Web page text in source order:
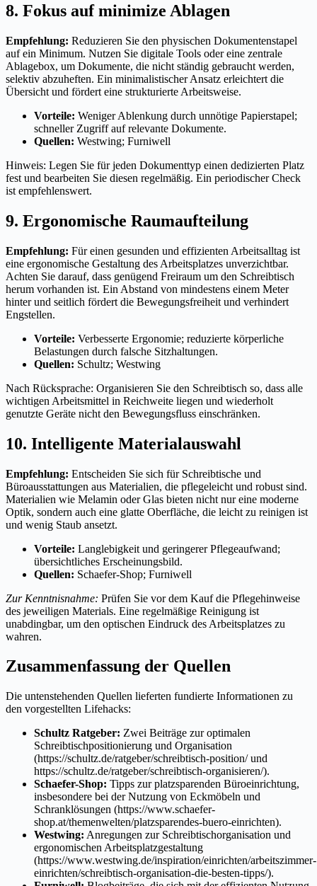
8. Fokus auf minimize Ablagen
Empfehlung: Reduzieren Sie den physischen Dokumentenstapel
auf ein Minimum. Nutzen Sie digitale Tools oder eine zentrale
Ablagebox, um Dokumente, die nicht ständig gebraucht werden,
selektiv abzuheften. Ein minimalistischer Ansatz erleichtert die
Übersicht und fördert eine strukturierte Arbeitsweise.
Vorteile: Weniger Ablenkung durch unnötige Papierstapel;
schneller Zugriff auf relevante Dokumente.
Quellen: Westwing; Furniwell
Hinweis: Legen Sie für jeden Dokumenttyp einen dedizierten Platz
fest und bearbeiten Sie diesen regelmäßig. Ein periodischer Check
ist empfehlenswert.
9. Ergonomische Raumaufteilung
Empfehlung: Für einen gesunden und effizienten Arbeitsalltag ist
eine ergonomische Gestaltung des Arbeitsplatzes unverzichtbar.
Achten Sie darauf, dass genügend Freiraum um den Schreibtisch
herum vorhanden ist. Ein Abstand von mindestens einem Meter
hinter und seitlich fördert die Bewegungsfreiheit und verhindert
Engstellen.
Vorteile: Verbesserte Ergonomie; reduzierte körperliche
Belastungen durch falsche Sitzhaltungen.
Quellen: Schultz; Westwing
Nach Rücksprache: Organisieren Sie den Schreibtisch so, dass alle
wichtigen Arbeitsmittel in Reichweite liegen und wiederholt
genutzte Geräte nicht den Bewegungsfluss einschränken.
10. Intelligente Materialauswahl
Empfehlung: Entscheiden Sie sich für Schreibtische und
Büroausstattungen aus Materialien, die pflegeleicht und robust sind.
Materialien wie Melamin oder Glas bieten nicht nur eine moderne
Optik, sondern auch eine glatte Oberfläche, die leicht zu reinigen ist
und wenig Staub ansetzt.
Vorteile: Langlebigkeit und geringerer Pflegeaufwand;
übersichtliches Erscheinungsbild.
Quellen: Schaefer-Shop; Furniwell
Zur Kenntnisnahme: Prüfen Sie vor dem Kauf die Pflegehinweise
des jeweiligen Materials. Eine regelmäßige Reinigung ist
unabdingbar, um den optischen Eindruck des Arbeitsplatzes zu
wahren.
Zusammenfassung der Quellen
Die untenstehenden Quellen lieferten fundierte Informationen zu
den vorgestellten Lifehacks:
Schultz Ratgeber: Zwei Beiträge zur optimalen
Schreibtischpositionierung und Organisation
(https://schultz.de/ratgeber/schreibtisch-position/ und
https://schultz.de/ratgeber/schreibtisch-organisieren/).
Schaefer-Shop: Tipps zur platzsparenden Büroeinrichtung,
insbesondere bei der Nutzung von Eckmöbeln und
Schranklösungen (https://www.schaefer-
shop.at/themenwelten/platzsparendes-buero-einrichten).
Westwing: Anregungen zur Schreibtischorganisation und
ergonomischen Arbeitsplatzgestaltung
(https://www.westwing.de/inspiration/einrichten/arbeitszimmer-
einrichten/schreibtisch-organisation-die-besten-tipps/).